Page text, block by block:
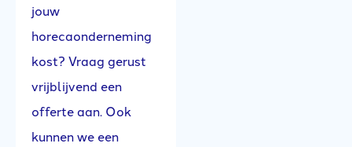
jouw
horecaonderneming
kost? Vraag gerust
vrijblijvend een
offerte aan. Ook
kunnen we een